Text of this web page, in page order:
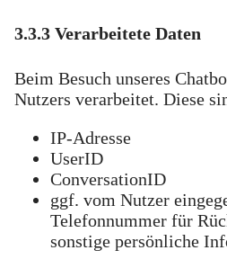
3.3.3 Verarbeitete Daten
Beim Besuch unseres
Nutzers verarbeitet. Diese
IP-Adresse
UserID
ConversationID
ggf. vom Nutzer
Telefonnummer für
sonstige persönliche